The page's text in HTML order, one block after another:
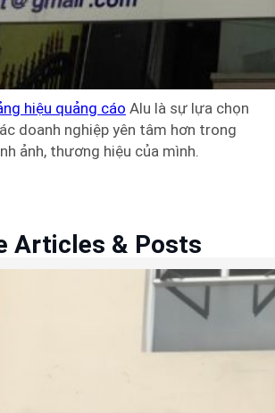
hiệu quảng cáo Alu là sự lựa chọn
doanh nghiệp yên tâm hơn trong
ảnh, thương hiệu của mình.
Articles & Posts